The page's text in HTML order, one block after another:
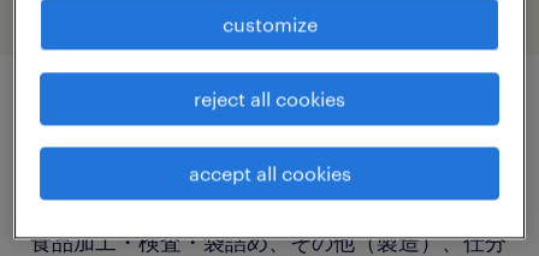
job details
職種
食品加工・検査・袋詰め、その他（製造）、仕分
customize
reject all cookies
accept all cookies